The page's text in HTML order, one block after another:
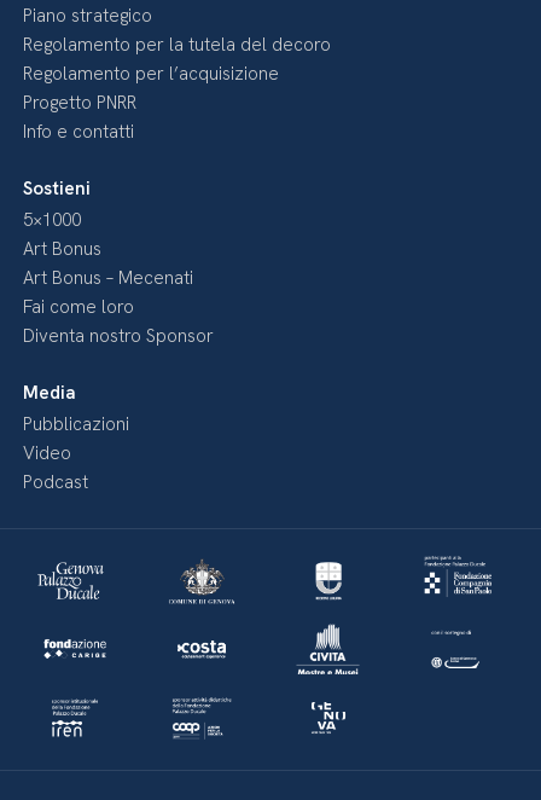
Piano strategico
Regolamento per la tutela del decoro
Regolamento per l’acquisizione
Progetto PNRR
Info e contatti
Sostieni
5×1000
Art Bonus
Art Bonus – Mecenati
Fai come loro
Diventa nostro Sponsor
Media
Pubblicazioni
Video
Podcast